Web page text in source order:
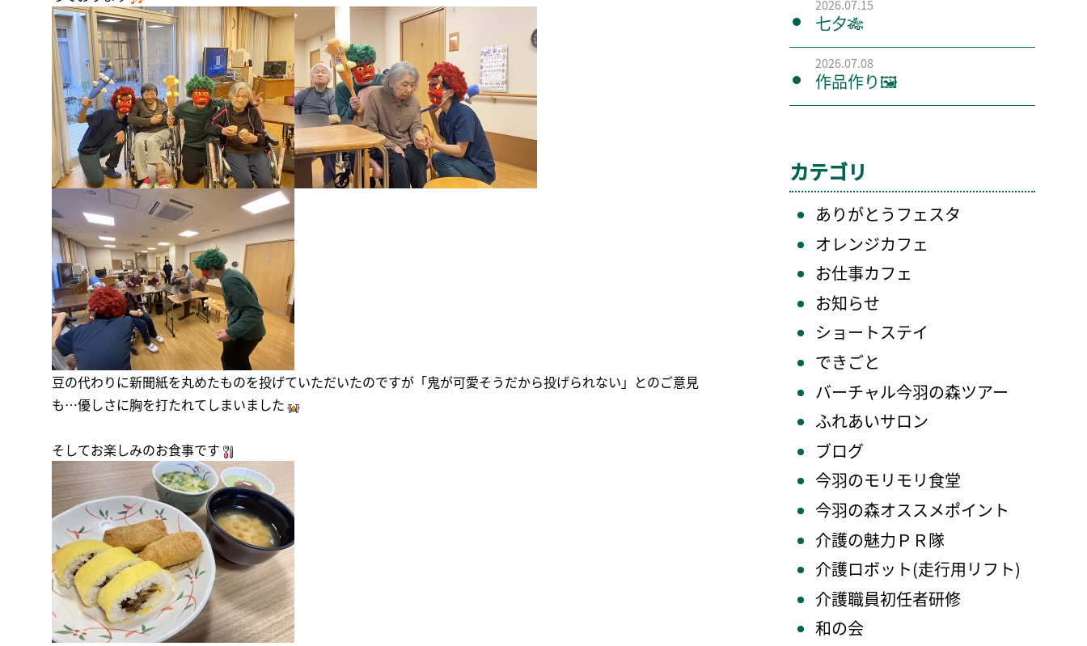
豆の代わりに新聞紙を丸めたものを投げていただいたのですが「鬼が可愛そうだから投げられない」とのご意見
も…優しさに胸を打たれてしまいました
そしてお楽しみのお食事です
2026.07.15
七夕🎋
2026.07.08
作品作り🖼️
カテゴリ
ありがとうフェスタ
オレンジカフェ
お仕事カフェ
お知らせ
ショートステイ
できごと
バーチャル今羽の森ツアー
ふれあいサロン
ブログ
今羽のモリモリ食堂
今羽の森オススメポイント
介護の魅力ＰＲ隊
介護ロボット(走行用リフト)
介護職員初任者研修
和の会